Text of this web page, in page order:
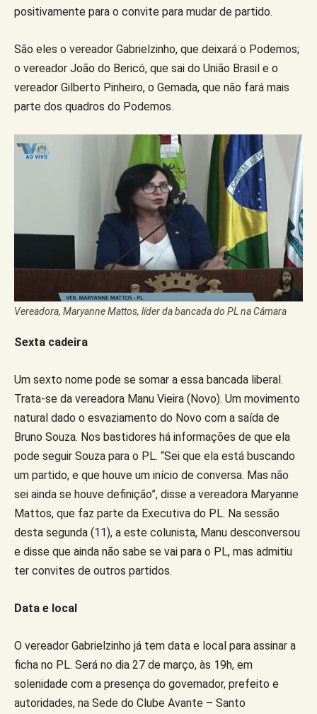
positivamente para o convite para mudar de partido.
São eles o vereador Gabrielzinho, que deixará o Podemos;
o vereador João do Bericó, que sai do União Brasil e o
vereador Gilberto Pinheiro, o Gemada, que não fará mais
parte dos quadros do Podemos.
Vereadora, Maryanne Mattos, líder da bancada do PL na Câmara
Sexta cadeira
Um sexto nome pode se somar a essa bancada liberal.
Trata-se da vereadora Manu Vieira (Novo). Um movimento
natural dado o esvaziamento do Novo com a saída de
Bruno Souza. Nos bastidores há informações de que ela
pode seguir Souza para o PL. “Sei que ela está buscando
um partido, e que houve um início de conversa. Mas não
sei ainda se houve definição”, disse a vereadora Maryanne
Mattos, que faz parte da Executiva do PL. Na sessão
desta segunda (11), a este colunista, Manu desconversou
e disse que ainda não sabe se vai para o PL, mas admitiu
ter convites de outros partidos.
Data e local
O vereador Gabrielzinho já tem data e local para assinar a
ficha no PL. Será no dia 27 de março, às 19h, em
solenidade com a presença do governador, prefeito e
autoridades, na Sede do Clube Avante – Santo